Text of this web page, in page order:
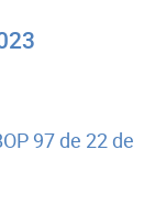
97 de 22 de